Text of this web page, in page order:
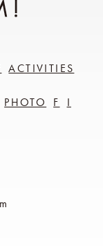
ACTIVITIES
PHOTO F I